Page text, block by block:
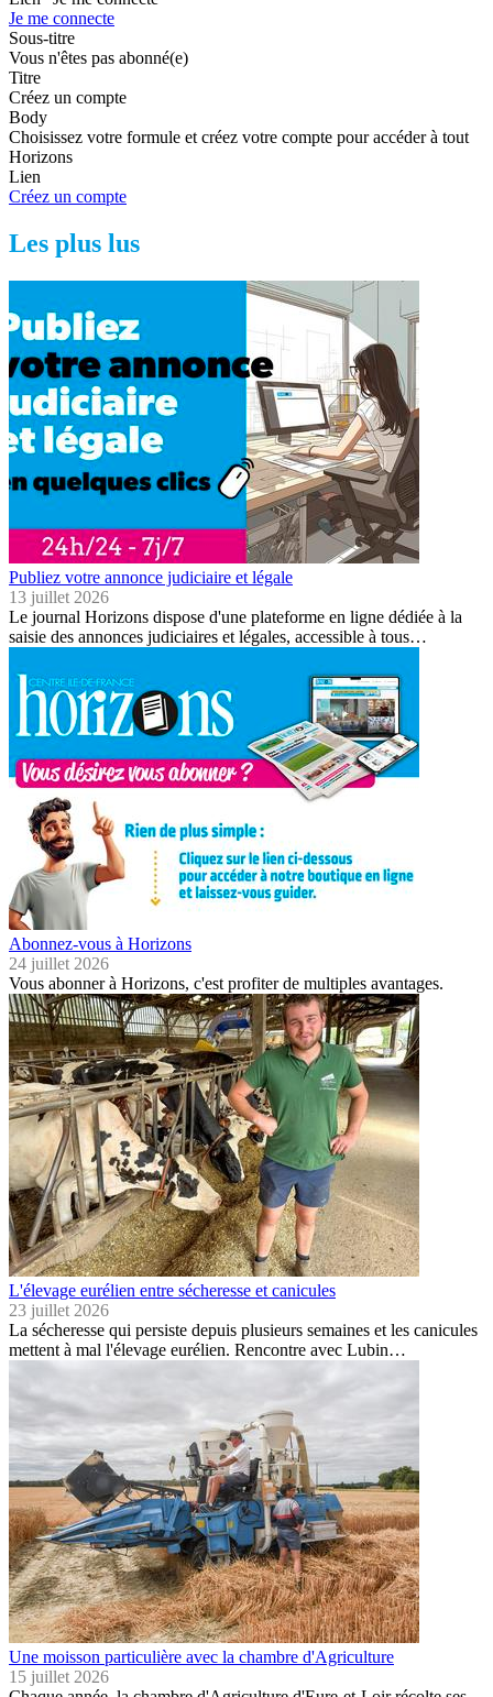
Je me connecte
Sous-titre
Vous n'êtes pas abonné(e)
Titre
Créez un compte
Body
Choisissez votre formule et créez votre compte pour accéder à tout
Horizons
Lien
Créez un compte
Les plus lus
Publiez votre annonce judiciaire et légale
13 juillet 2026
Le journal Horizons dispose d'une plateforme en ligne dédiée à la
saisie des annonces judiciaires et légales, accessible à tous…
Abonnez-vous à Horizons
24 juillet 2026
Vous abonner à Horizons, c'est profiter de multiples avantages.
L'élevage eurélien entre sécheresse et canicules
23 juillet 2026
La sécheresse qui persiste depuis plusieurs semaines et les canicules
mettent à mal l'élevage eurélien. Rencontre avec Lubin…
Une moisson particulière avec la chambre d'Agriculture
15 juillet 2026